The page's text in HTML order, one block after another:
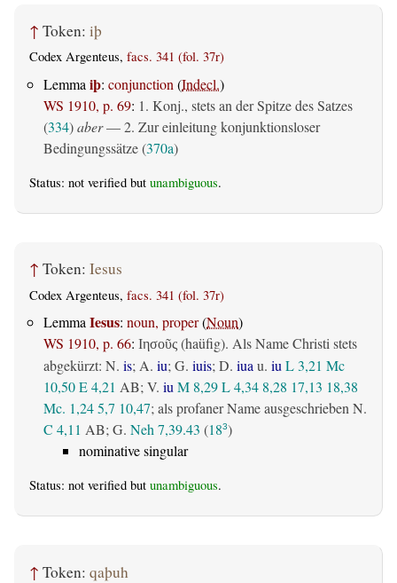
↑ Token: iþ
Codex Argenteus, facs. 341 (fol. 37r)
Lemma iþ: conjunction (Indecl.)
WS 1910, p. 69: 1. Konj., stets an der Spitze des Satzes
(334)aber— 2. Zur einleitung konjunktionsloser
Bedingungssätze (370a)
Status: not verified but unambiguous.
↑ Token: Iesus
Codex Argenteus, facs. 341 (fol. 37r)
Lemma Iesus: noun, proper(Noun)
WS 1910, p. 66: Ιησοῦς (haüfig). Als Name Christi stets
abgekürzt: N. is; A. iu; G. iuis; D. iua u. iu L 3,21 Mc
10,50E 4,21 AB; V. iu M 8,29L 4,34 8,28 17,13 18,38
Mc. 1,245,7 10,47; als profaner Name ausgeschrieben N.
C 4,11 AB; G. Neh 7,39.43 (183)
nominative singular
Status: not verified but unambiguous.
↑ Token: qaþuh